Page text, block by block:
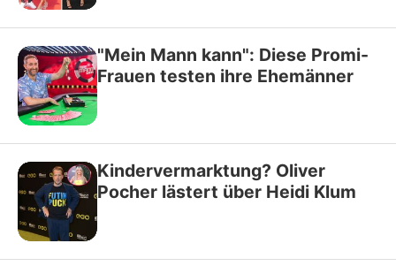
"Mein Mann kann": Diese Promi-
Frauen testen ihre Ehemänner
Kindervermarktung? Oliver
Pocher lästert über Heidi Klum